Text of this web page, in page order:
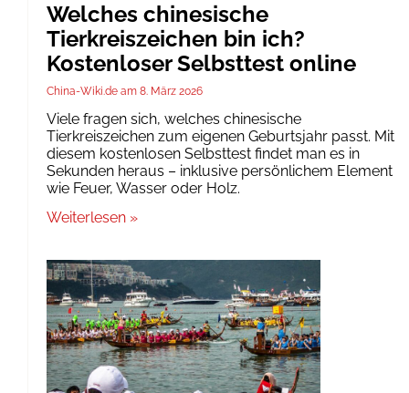
Welches chinesische
Tierkreiszeichen bin ich?
Kostenloser Selbsttest online
China-Wiki.de 8. März 2026
Viele fragen sich, welches chinesische
Tierkreiszeichen zum eigenen Geburtsjahr passt. Mit
diesem kostenlosen Selbsttest findet man es in
Sekunden heraus – inklusive persönlichem Element
wie Feuer, Wasser oder Holz.
Weiterlesen »